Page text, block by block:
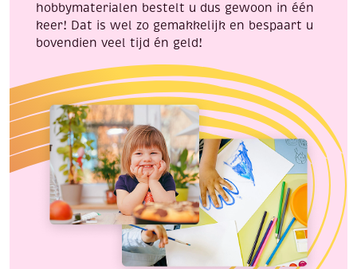
hobbymaterialen bestelt u dus gewoon in één
keer! Dat is wel zo gemakkelijk en bespaart u
bovendien veel tijd én geld!